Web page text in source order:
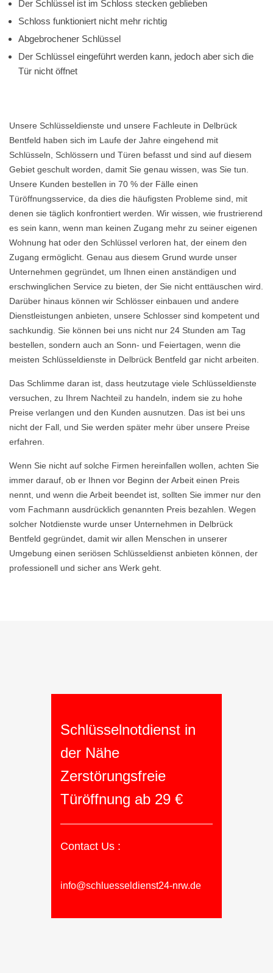
Der Schlüssel ist im Schloss stecken geblieben
Schloss funktioniert nicht mehr richtig
Abgebrochener Schlüssel
Der Schlüssel eingeführt werden kann, jedoch aber sich die
Tür nicht öffnet
Unsere Schlüsseldienste und unsere Fachleute in Delbrück
Bentfeld haben sich im Laufe der Jahre eingehend mit
Schlüsseln, Schlössern und Türen befasst und sind auf diesem
Gebiet geschult worden, damit Sie genau wissen, was Sie tun.
Unsere Kunden bestellen in 70 % der Fälle einen
Türöffnungsservice, da dies die häufigsten Probleme sind, mit
denen sie täglich konfrontiert werden. Wir wissen, wie frustrierend
es sein kann, wenn man keinen Zugang mehr zu seiner eigenen
Wohnung hat oder den Schlüssel verloren hat, der einem den
Zugang ermöglicht. Genau aus diesem Grund wurde unser
Unternehmen gegründet, um Ihnen einen anständigen und
erschwinglichen Service zu bieten, der Sie nicht enttäuschen wird.
Darüber hinaus können wir Schlösser einbauen und andere
Dienstleistungen anbieten, unsere Schlosser sind kompetent und
sachkundig. Sie können bei uns nicht nur 24 Stunden am Tag
bestellen, sondern auch an Sonn- und Feiertagen, wenn die
meisten Schlüsseldienste in Delbrück Bentfeld gar nicht arbeiten.
Das Schlimme daran ist, dass heutzutage viele Schlüsseldienste
versuchen, zu Ihrem Nachteil zu handeln, indem sie zu hohe
Preise verlangen und den Kunden ausnutzen. Das ist bei uns
nicht der Fall, und Sie werden später mehr über unsere Preise
erfahren.
Wenn Sie nicht auf solche Firmen hereinfallen wollen, achten Sie
immer darauf, ob er Ihnen vor Beginn der Arbeit einen Preis
nennt, und wenn die Arbeit beendet ist, sollten Sie immer nur den
vom Fachmann ausdrücklich genannten Preis bezahlen. Wegen
solcher Notdienste wurde unser Unternehmen in Delbrück
Bentfeld gegründet, damit wir allen Menschen in unserer
Umgebung einen seriösen Schlüsseldienst anbieten können, der
professionell und sicher ans Werk geht.
Schlüsselnotdienst in
der Nähe
Zerstörungsfreie
Türöffnung ab 29 €
Contact Us :
info@schluesseldienst24-nrw.de